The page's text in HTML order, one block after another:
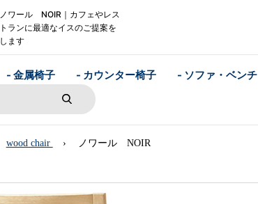
ノワール NOIR｜カフェやレス
トランに最適なイスのご提案を
します
- 金属椅子 - カウンター椅子 - ソファ・ベンチ
wood chair ノワール NOIR